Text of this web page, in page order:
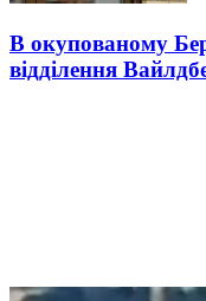
В окупованому
відділення